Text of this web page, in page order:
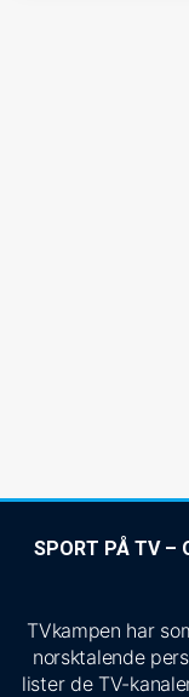
SPORT PÅ TV –
TVkampen har
norsktalende
lister de TV-